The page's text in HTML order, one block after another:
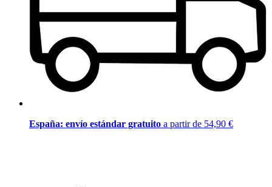
España: envío estándar gratuito a partir de 54,90 €